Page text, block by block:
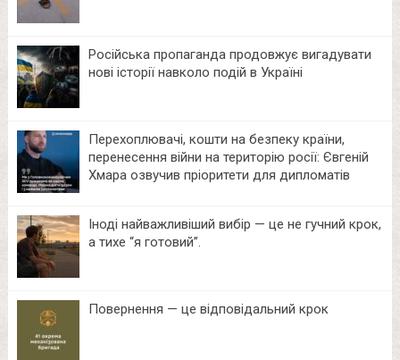
Російська пропаганда продовжує вигадувати
нові історії навколо подій в Україні
Перехоплювачі, кошти на безпеку країни,
перенесення війни на територію росії: Євгеній
Хмара озвучив пріоритети для дипломатів
Іноді найважливіший вибір — це не гучний крок,
а тихе “я готовий”.
Повернення — це відповідальний крок